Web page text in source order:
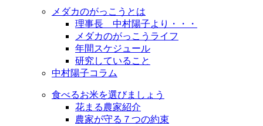
メダカのがっこうとは
理事長 中村陽子より・・・
メダカのがっこうライフ
年間スケジュール
研究していること
中村陽子コラム
食べるお米を選びましょう
花まる農家紹介
農家が守る７つの約束